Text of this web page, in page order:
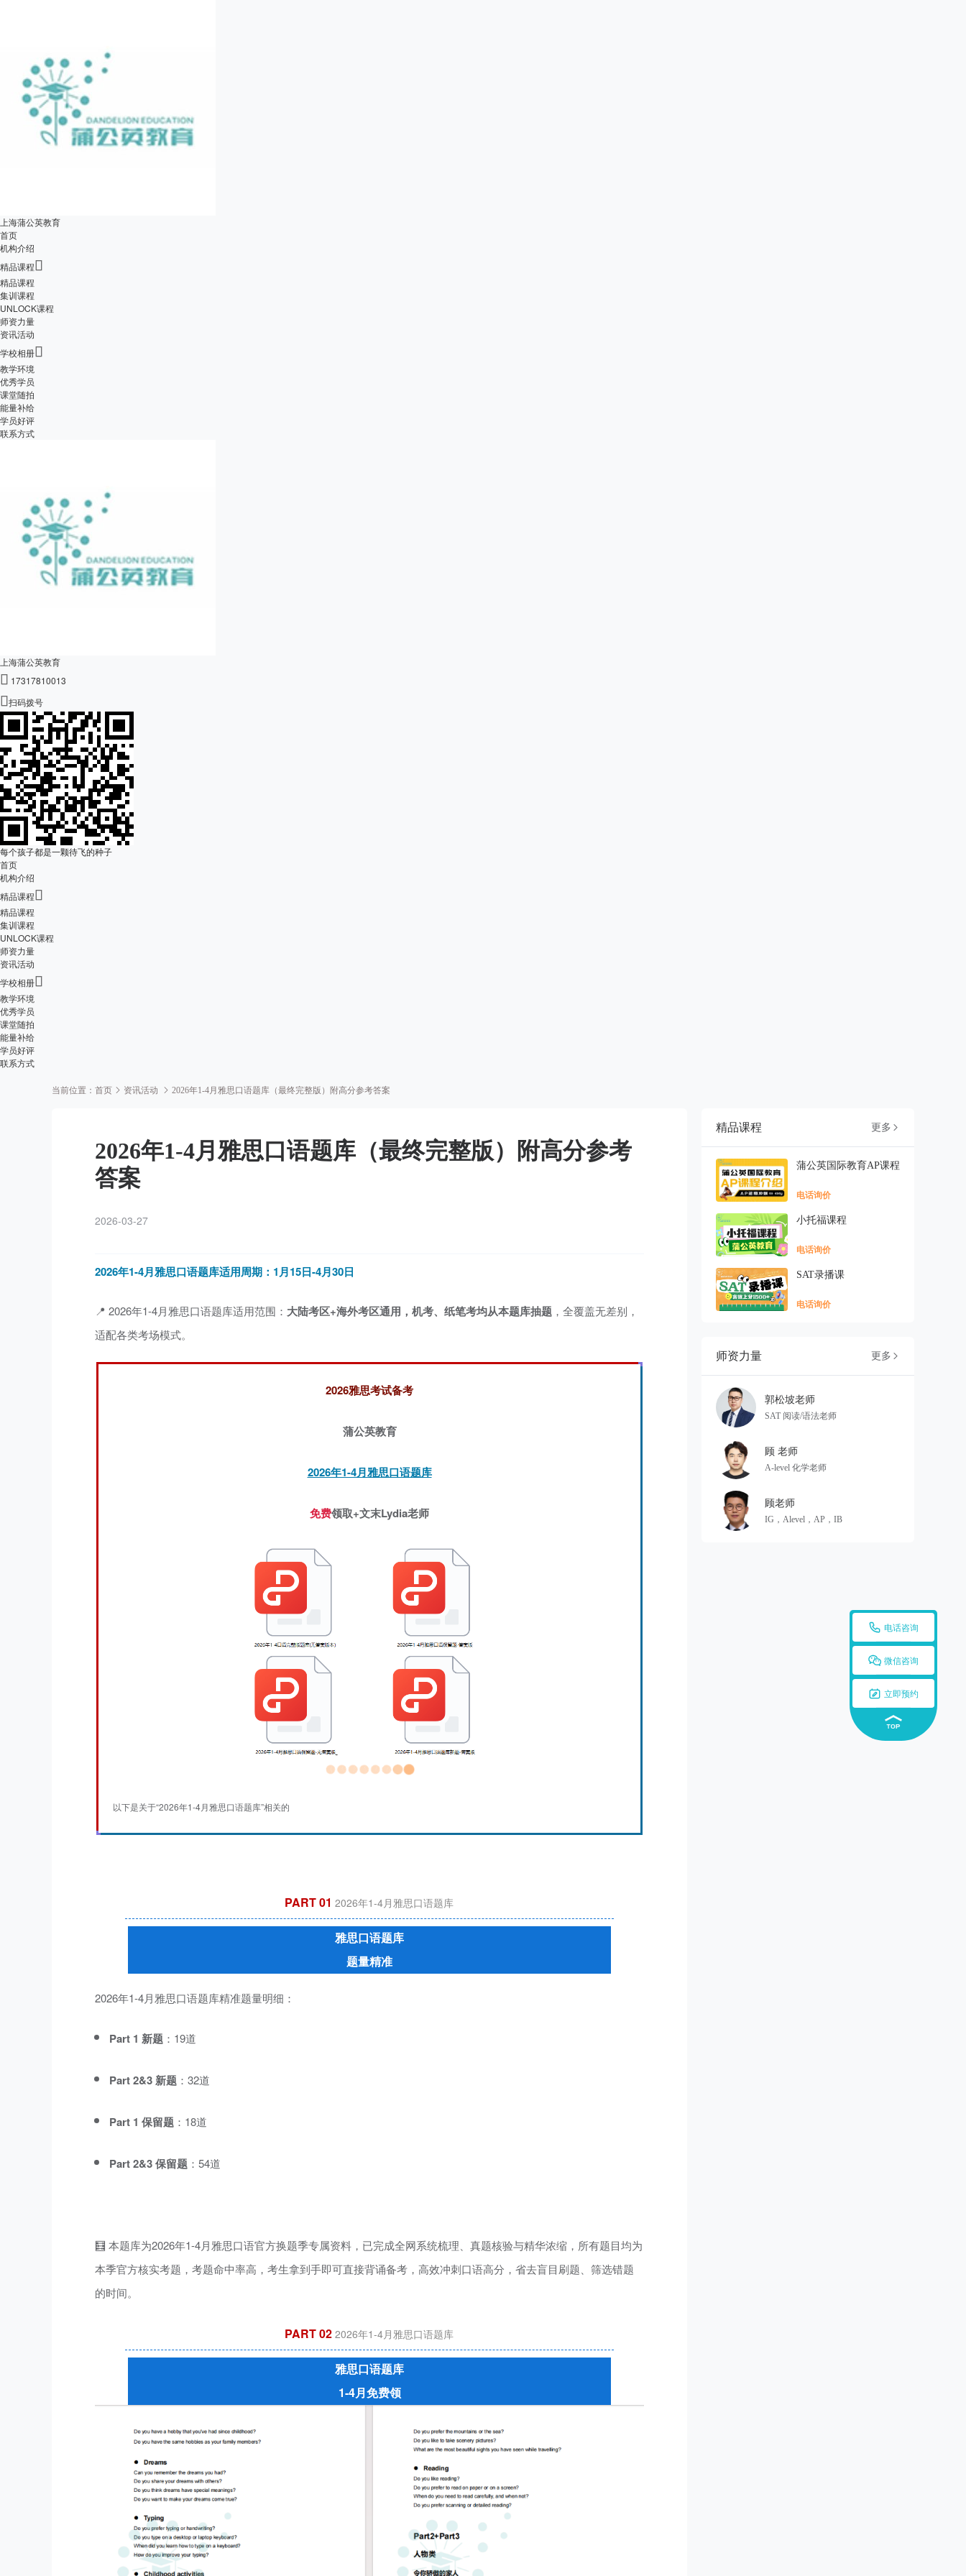
上海蒲公英教育
首页
机构介绍
精品课程
精品课程
集训课程
UNLOCK课程
师资力量
资讯活动
学校相册
教学环境
优秀学员
课堂随拍
能量补给
学员好评
联系方式
上海蒲公英教育
 17317810013
扫码拨号
每个孩子都是一颗待飞的种子
首页
机构介绍
精品课程
精品课程
集训课程
UNLOCK课程
师资力量
资讯活动
学校相册
教学环境
优秀学员
课堂随拍
能量补给
学员好评
联系方式
 电话咨询
 微信咨询
 立即预约
当前位置： 首页 资讯活动 2026年1-4月雅思口语题库（最终完整版）附高分参考答案
2026年1-4月雅思口语题库（最终完整版）附高分参考
答案
2026-03-27
2026年1-4月雅思口语题库适用周期：1月15日-4月30日
📍 2026年1-4月雅思口语题库适用范围： 大陆考区+海外考区通用，机考、纸笔考均从本题库抽题 ，全覆盖无差别，
适配各类考场模式。
2026雅思考试备考
蒲公英教育
2026年1-4月雅思口语题库
免费领取+文末Lydia老师
以下是关于“2026年1-4月雅思口语题库”相关的
PART 012026年1-4月雅思口语题库
雅思口语题库
题量精准
2026年1-4月雅思口语题库精准题量明细：
Part 1 新题 ：19道
Part 2&3 新题 ：32道
Part 1 保留题 ：18道
Part 2&3 保留题 ：54道
🧮 本题库为2026年1-4月雅思口语官方换题季专属资料，已完成全网系统梳理、真题核验与精华浓缩，所有题目均为
本季官方核实考题，考题命中率高，考生拿到手即可直接背诵备考，高效冲刺口语高分，省去盲目刷题、筛选错题
的时间。
PART 022026年1-4月雅思口语题库
雅思口语题库
1-4月免费领
精品课程 更多 
蒲公英国际教育AP课程
电话询价
小托福课程
电话询价
SAT录播课
电话询价
师资力量 更多 
郭松坡老师
SAT 阅读/语法老师
顾 老师
A-level 化学老师
顾老师
IG，Alevel，AP，IB